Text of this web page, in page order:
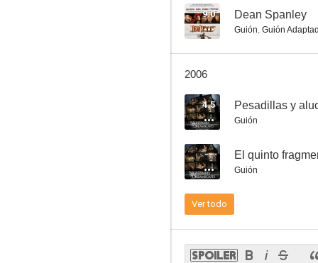
--
9.0 Dean Spanley
Guión, Guión
2006
4.5
Guión
-- El quinto
Guión
Ver todo